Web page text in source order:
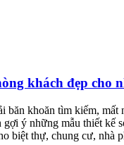
khách đẹp cho
băn khoăn tìm kiếm,
ý những mẫu thiết kế
biệt thự, chung cư, nhà